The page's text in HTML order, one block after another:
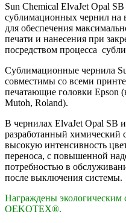
Sun Chemical ElvaJet Opal
сублимационных чернил на
для обеспечения
печати и нанесения при
посредством процесса
Сублимационные чернила
совместимы со всеми
печатающие головки Epson
Mutoh, Roland).
В чернилах ElvaJet Opal SB
разработанный химический
высокую интенсивность
переноса, с повышенной
потребностью в
после выключения системы.
Награждены экологическим
OEKOTEX®.